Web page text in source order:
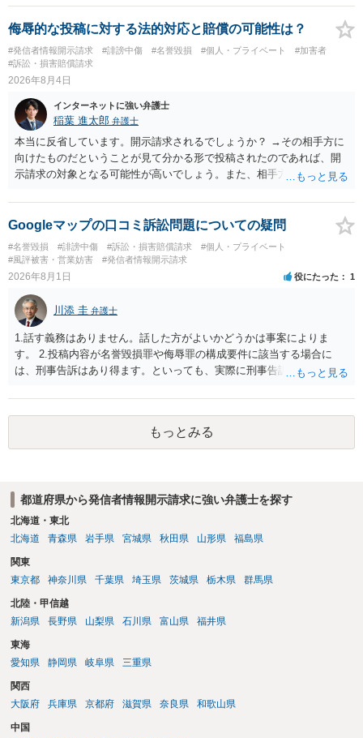
方が口頭で反論したのは、仮処分は迅速性が要求されるためです。 書
面での反論となれば、より遅延する可能性がございます。 また、本件
はXのため、APのIPアドレスの保存期間の問題もございます。 開示請
求は法律知識が不可欠ですが、それだけでは足りず、実務を踏まえた
方法を選択することが重要です。
侮辱的な投稿に対する法的対応と賠償の可能性は？
#発信者情報開示請求 #誹謗中傷 #名誉毀損 #個人・プライベート
#加害者
#訴訟・損害賠償請求
2026年8月4日
インターネットに強い弁護士
稲葉 進太郎 弁護士
本当に反省しています。開示請求されるでしょうか？ →その相手方に
向けたものだということが見て分かる形で投稿されたのであれば、開
示請求の対象となる可能性が高いでしょう。また、相手方の投稿した
と存じます。発信者情報開示請求が進むと、投稿に使った回線の契約
者のところに、意見照会がなされます。アカウント情報開示の場合
は、アカウントの登録メールに意見照会がなされます。 また、された
場合賠償金はいくらでしょうか。 →ケースバイケースであり、数万円
から１００万単位まで様々でしょう。裁判外であれば交渉して相手方
Googleマップの口コミ訴訟問題についての疑問
#名誉毀損 #誹謗中傷 #訴訟・損害賠償請求
#個人・プライベート
#風評被害・営業妨害
#発信者情報開示請求
2026年8月1日 役にたった 1
川添 圭 弁護士
1.話す義務はありません。話した方がよいかどうかは事案によりま
す。 2.投稿内容が名誉毀損罪や侮辱罪の構成要件に該当する場合に
は、刑事告訴はあり得ます。といっても、実際に刑事告訴に動くかど
です。Googleは電話番号の開示請求もできることが多いので、少しで
も特定可能になるよう、複数ルートで開示請求が行われることが多い
です。さらにいえば、利用者からの口コミ投稿の場合、開示請求者は
ある程度対象者を特定できている（ただし証拠による裏付けか必要な
もっとみる
都道府県から発信者情報開示請求に強い弁護士を探す
北海道・東北
北海道
青森県 岩手県 宮城県 秋田県 山形県 福島県
関東
東京都
神奈川県 千葉県 埼玉県 茨城県 栃木県 群馬県
北陸・甲信越
新潟県
長野県 山梨県 石川県 富山県 福井県
東海
愛知県
静岡県 岐阜県 三重県
関西
大阪府
兵庫県 京都府 滋賀県 奈良県 和歌山県
中国